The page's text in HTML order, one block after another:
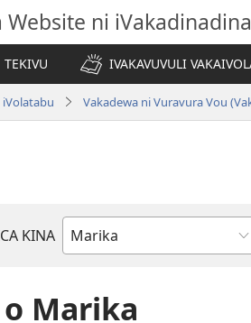
Website ni
TEKIVU
IVAKAVUVULI
iVolatabu Vakadewa ni Vuravura Vou
KINA
iVola
iVolatabu
Marika